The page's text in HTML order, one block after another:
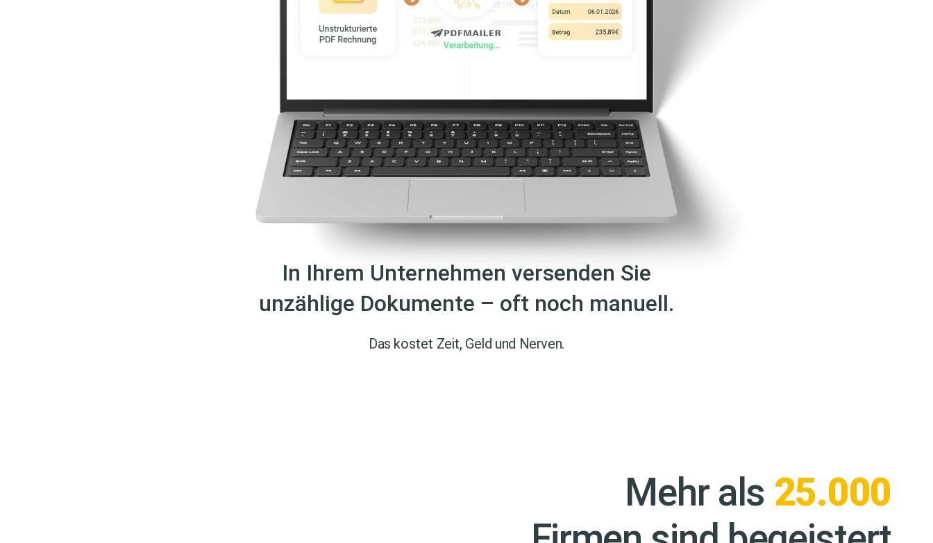
In Ihrem Unternehmen versenden Sie
unzählige Dokumente – oft noch manuell.
Das kostet Zeit, Geld und Nerven.
Mehr als 25.000